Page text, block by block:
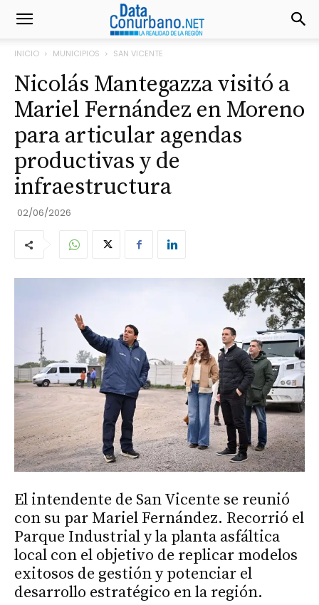
INICIO MUNICIPIOS SAN VICENTE
Nicolás Mantegazza visitó a
Mariel Fernández en Moreno
para articular agendas
productivas y de
infraestructura
02/06/2026
El intendente de San Vicente se reunió
con su par Mariel Fernández. Recorrió el
Parque Industrial y la planta asfáltica
local con el objetivo de replicar modelos
exitosos de gestión y potenciar el
desarrollo estratégico en la región.